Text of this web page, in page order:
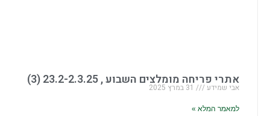
אתרי פריחה מומלצים השבוע , 23.2-2.3.25 (3)
אבי שמידע
למאמר המלא »